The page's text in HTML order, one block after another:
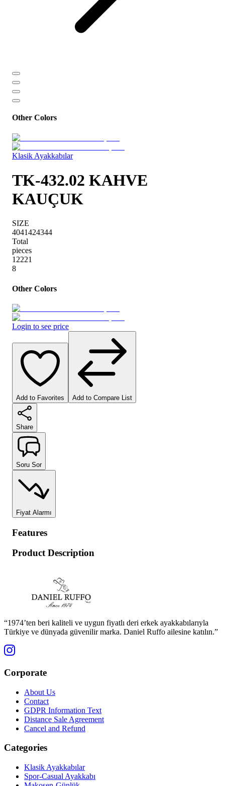
Other Colors
Klasik Ayakkabılar
TK-432.02 KAHVE
KAUÇUK
SIZE
4041424344
Total
pieces
12221
8
Other Colors
Login to see price
Add to Favorites Add to Compare List
Share
Soru Sor
Fiyat Alarmı
Features
Product Description
“1974’ten beri kaliteli ve uygun fiyatlı deri erkek ayakkabılarıyla
Türkiye ve dünyada güvenilir marka. Daniel Ruffo ailesine katılın.”
Corporate
About Us
Contact
GDPR Information Text
Distance Sale Agreement
Cancel and Refund
Categories
Klasik Ayakkabılar
Spor-Casual Ayakkabı